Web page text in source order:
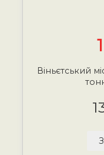
1
Віньєтський